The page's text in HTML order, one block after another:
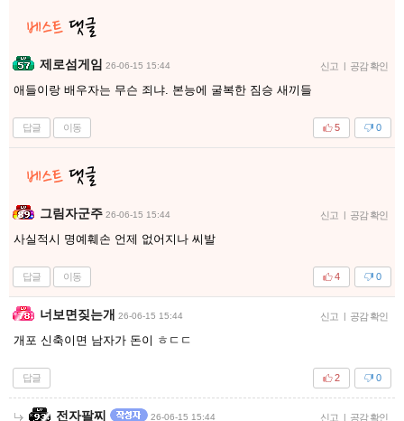
제로섬게임 26-06-15 15:44 신고 | 공감 확인
애들이랑 배우자는 무슨 죄냐. 본능에 굴복한 짐승 새끼들
답글 이동 0
5
그림자군주 26-06-15 15:44 신고 | 공감 확인
사실적시 명예훼손 언제 없어지나 씨발
답글 이동 0
4
너보면짖는개 26-06-15 15:44 신고 | 공감 확인
개포 신축이면 남자가 돈이 ㅎㄷㄷ
답글 0
2
전자팔찌 26-06-15 15:44 신고 | 공감 확인